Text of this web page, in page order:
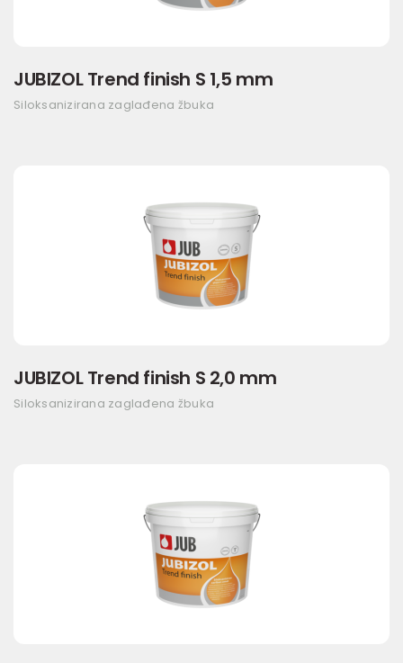
JUBIZOL Trend finish S 1,5 mm
Siloksanizirana zaglađena žbuka
JUBIZOL Trend finish S 2,0 mm
Siloksanizirana zaglađena žbuka